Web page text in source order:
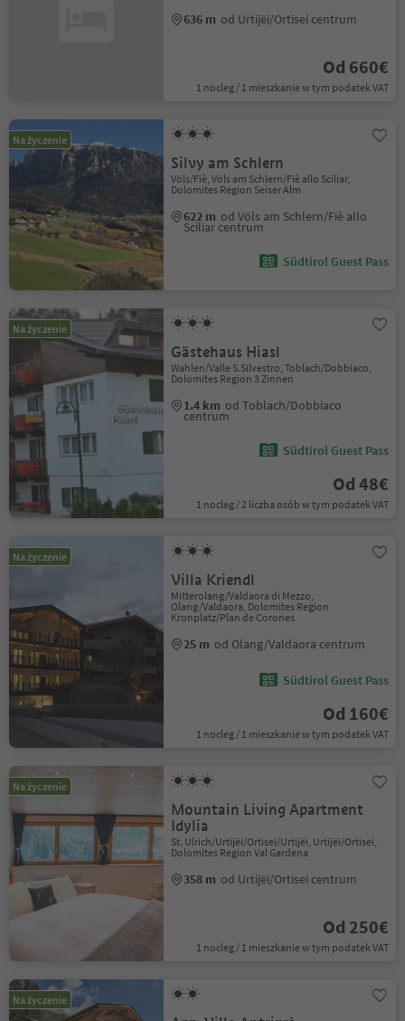
636 m od Urtijëi/Ortisei centrum
Od 660€
1 nocleg / 1 mieszkanie w tym podatek VAT
Na życzenie
Silvy am Schlern
Völs/Fiè, Völs am Schlern/Fiè allo Sciliar,
Dolomites Region Seiser Alm
622 m od Völs am Schlern/Fiè allo
Sciliar centrum
Südtirol Guest Pass
Na życzenie
Gästehaus Hiasl
Wahlen/Valle S.Silvestro, Toblach/Dobbiaco,
Dolomites Region 3 Zinnen
1.4 km od Toblach/Dobbiaco
centrum
Südtirol Guest Pass
Od 48€
1 nocleg / 2 liczba osób w tym podatek VAT
Na życzenie
Villa Kriendl
Mitterolang/Valdaora di Mezzo,
Olang/Valdaora, Dolomites Region
Kronplatz/Plan de Corones
25 m od Olang/Valdaora centrum
Südtirol Guest Pass
Od 160€
1 nocleg / 1 mieszkanie w tym podatek VAT
Na życzenie
Mountain Living Apartment
Idylia
St. Ulrich/Urtijëi/Ortisei/Urtijëi, Urtijëi/Ortisei,
Dolomites Region Val Gardena
358 m od Urtijëi/Ortisei centrum
Od 250€
1 nocleg / 1 mieszkanie w tym podatek VAT
Na życzenie